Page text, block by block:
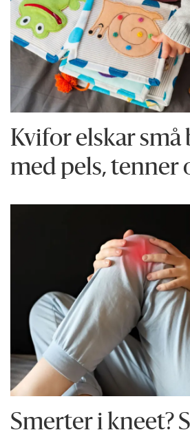
Kvifor elskar små
med pels, tenner
Smerter i kneet?